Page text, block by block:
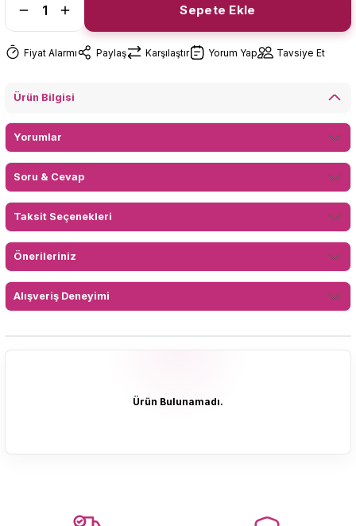
Sepete Ekle
Fiyat Alarmı Paylaş Karşılaştır Yorum Yap Tavsiye Et
Ürün Bilgisi
Yorumlar
Soru & Cevap
Taksit Seçenekleri
Önerileriniz
Alışveriş Deneyimi
Ürün Bulunamadı.